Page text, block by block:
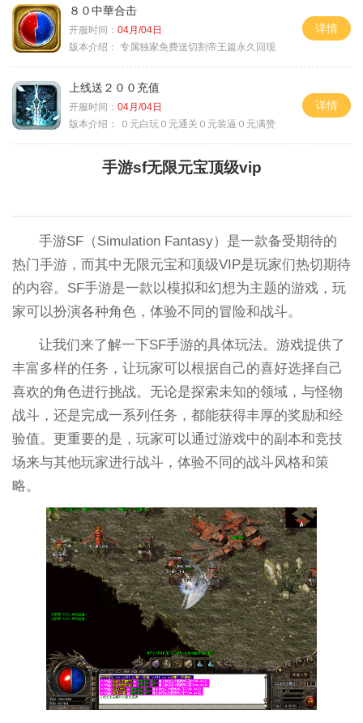
８０中華合击
开服时间： 04月/04日
版本介绍： 专属独家免费送切割帝王篇永久回现
详情
上线送２００充值
开服时间： 04月/04日
版本介绍：
０元白玩０元通关０元装逼０元满赞
详情
手游sf无限元宝顶级vip
手游SF（Simulation Fantasy）是一款备受期待的
热门手游，而其中无限元宝和顶级VIP是玩家们热切期待
的内容。SF手游是一款以模拟和幻想为主题的游戏，玩
家可以扮演各种角色，体验不同的冒险和战斗。
让我们来了解一下SF手游的具体玩法。游戏提供了
丰富多样的任务，让玩家可以根据自己的喜好选择自己
喜欢的角色进行挑战。无论是探索未知的领域，与怪物
战斗，还是完成一系列任务，都能获得丰厚的奖励和经
验值。更重要的是，玩家可以通过游戏中的副本和竞技
场来与其他玩家进行战斗，体验不同的战斗风格和策
略。